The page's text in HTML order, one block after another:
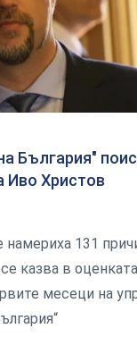
България"
Иво Христов
намериха 131
казва в
месеци на